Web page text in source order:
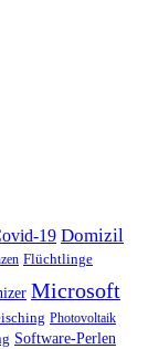
19 Domizil
Flüchtlinge
Microsoft
Photovoltaik
Software-Perlen